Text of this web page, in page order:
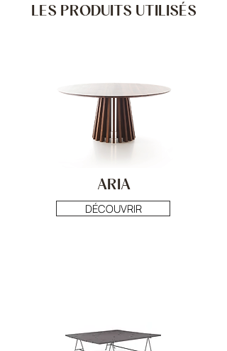
LES PRODUITS UTILISÉS
ARIA
DÉCOUVRIR